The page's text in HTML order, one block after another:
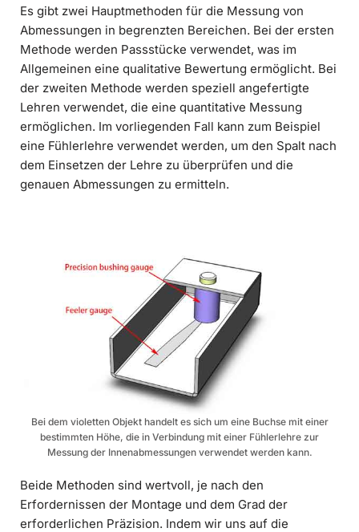
Es gibt zwei Hauptmethoden für die Messung von
Abmessungen in begrenzten Bereichen. Bei der ersten
Methode werden Passstücke verwendet, was im
Allgemeinen eine qualitative Bewertung ermöglicht. Bei
der zweiten Methode werden speziell angefertigte
Lehren verwendet, die eine quantitative Messung
ermöglichen. Im vorliegenden Fall kann zum Beispiel
eine Fühlerlehre verwendet werden, um den Spalt nach
dem Einsetzen der Lehre zu überprüfen und die
genauen Abmessungen zu ermitteln.
Bei dem violetten Objekt handelt es sich um eine Buchse mit einer
bestimmten Höhe, die in Verbindung mit einer Fühlerlehre zur
Messung der Innenabmessungen verwendet werden kann.
Beide Methoden sind wertvoll, je nach den
Erfordernissen der Montage und dem Grad der
erforderlichen Präzision. Indem wir uns auf die